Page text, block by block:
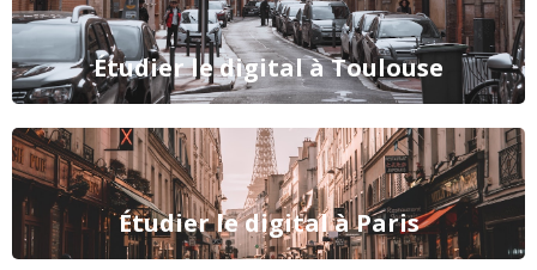
Étudier le digital à Toulouse
Étudier le digital à Paris